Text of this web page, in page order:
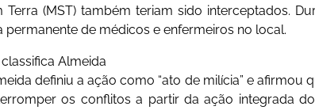
Terra (MST) também teriam sido interceptados.
permanente de médicos e enfermeiros no local.
classifica Almeida
definiu a ação como “ato de milícia” e afirmou
os conflitos a partir da ação integrada